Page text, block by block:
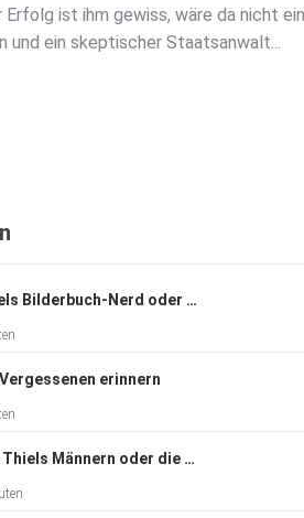
ist ihm gewiss, wäre da nicht
und ein skeptischer Staatsanwalt...
video/holt-der-windkraft-
Folge 20, Thiels Bilderbuch-Nerd oder die Ära des Silicon Valley (Teil 2)
erinnern
Folge 18, von Thiels Männern oder die Ära des Silicon Valley (Teil 1)